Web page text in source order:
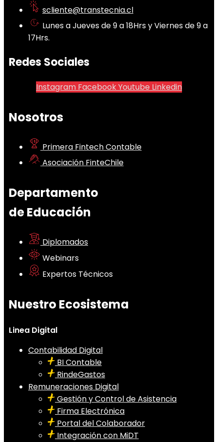
scliente@transtecnia.cl
Lunes a Jueves de 9 a 18Hrs y Viernes de 9 a
17Hrs.
Redes Sociales
Instagram FacebookYoutube Linkedin
Nosotros
Primera Fintech Contable
Asociación FinteChile
Departamento
de Educación
Diplomados
Webinars
Expertos Técnicos
Nuestro Ecosistema
Linea Digital
Contabilidad Digital
BI Contable
RindeGastos
Remuneraciones Digital
Gestión y Control de Asistencia
Firma Electrónica
Portal del Colaborador
Integración con MiDT